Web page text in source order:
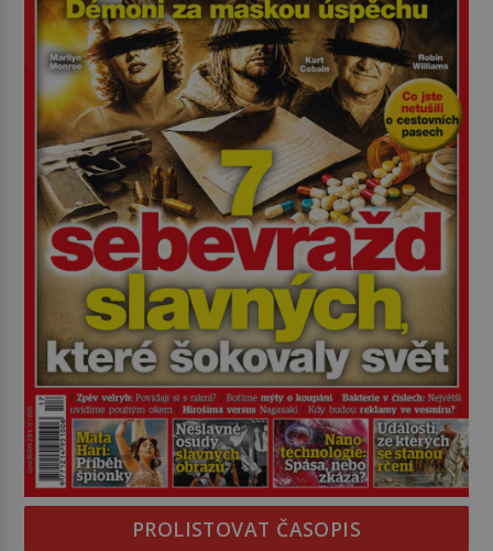
PROLISTOVAT ČASOPIS